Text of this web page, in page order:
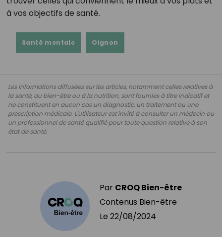
à vos objectifs de santé.
Santé mentale Oignon
Les informations diffusées sur les articles, notamment celles relatives à
la santé, au bien-être ou à la nutrition, sont fournies à titre indicatif et
ne constituent en aucun cas un diagnostic, un traitement ou une
prescription médicale. L'utilisateur est invité à consulter un médecin ou
un professionnel de santé qualifié pour toute question relative à son
état de santé.
Par CROQ Bien-être
Contenus Bien-être
Le 22/08/2024